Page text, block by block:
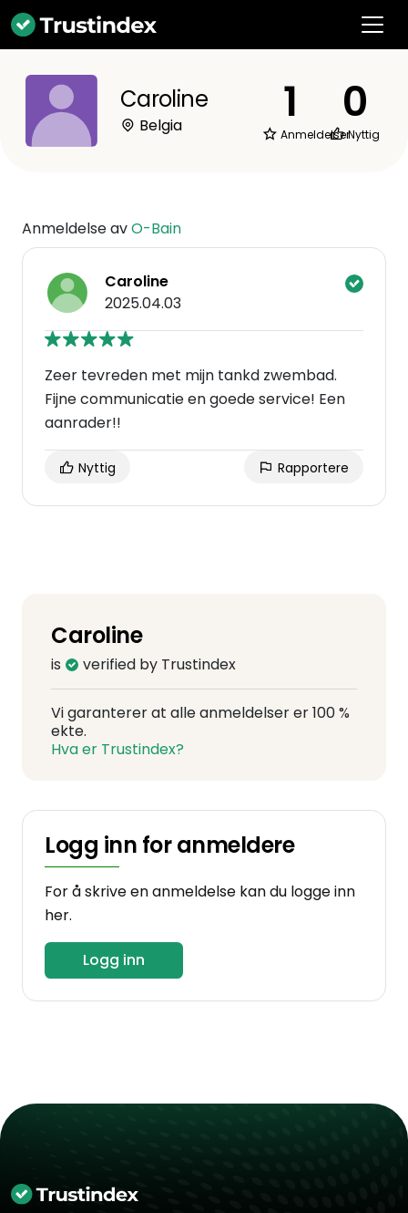
Caroline
Belgia 1
Anmeldelser
0
Nyttig
Anmeldelse avO-Bain
Caroline
2025.04.03
Zeer tevreden met mijn tankd zwembad.
Fijne communicatie en goede service! Een
aanrader!!
Nyttig Rapportere
Caroline
is verified by Trustindex
Vi garanterer at alle anmeldelser er 100 %
ekte.
Hva er Trustindex?
Logg inn for anmeldere
For å skrive en anmeldelse kan du logge inn
her.
Logg inn